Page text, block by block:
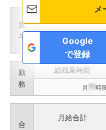
賞
与
???,???
勤
務
総残業時間
月 ??時
合
月給合計
メ
Google
で登録